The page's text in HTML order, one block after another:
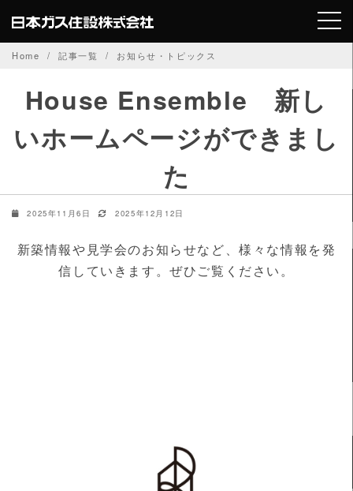
to
content
Home 記事一覧 お知らせ・トピックス
House Ensemble 新し
いホームページができまし
た
2025年11月6日 2025年12月12日
新築情報や見学会のお知らせなど、様々な情報を発
信していきます。ぜひご覧ください。